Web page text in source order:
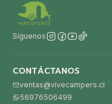
Síguenos
CONTÁCTANOS
ventas@vivecampers.cl
56976506499